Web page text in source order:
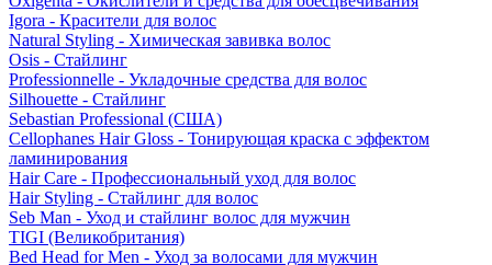
Igora - Красители для волос
Natural Styling - Химическая завивка волос
Osis - Стайлинг
Professionnelle - Укладочные средства для волос
Silhouette - Стайлинг
Sebastian Professional (США)
Cellophanes Hair Gloss - Тонирующая краска с эффектом
ламинирования
Hair Care - Профессиональный уход для волос
Hair Styling - Стайлинг для волос
Seb Man - Уход и стайлинг волос для мужчин
TIGI (Великобритания)
Bed Head for Men - Уход за волосами для мужчин